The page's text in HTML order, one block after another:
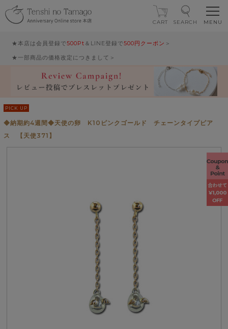
★本店は会員登録で500Pt ＆LINE登録で500円クーポン ＞
★一部商品の価格改定につきまして＞
CART SEARCH
PICK UP
◆納期約4週間◆天使の卵 K10ピンクゴールド チェーンタイプピア
ス 【天使371】